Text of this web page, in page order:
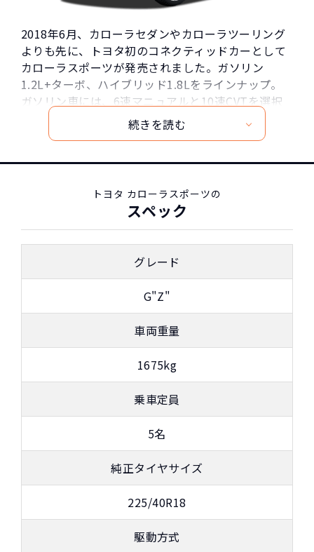
2018年6月、カローラセダンやカローラツーリング
よりも先に、トヨタ初のコネクティッドカーとして
カローラスポーツが発売されました。ガソリン
1.2L+ターボ、ハイブリッド1.8Lをラインナップ。
ガソリン車には、6速マニュアルと10速CVTを選択
することができます。
トヨタの推し進めるコネクティッドサービス技術と
供します。ボタンひとつでオペレーターを呼び出し
たり、万が一の事故や急病時に救急車やドクターヘ
リを自動手配出来たり、24時間365日サービスを受
わざわざナビを購入する必要は、ありますか？とい
う提案をしたのが、トヨタ初のセンターディスプレ
イを採用するカローラです。モバイル世代の方々
てあり、それをBluetoothで飛ばして聞くことに違
ナビもナビアプリで十分という方もいると思いま
す。逆に今までのナビ操作になれていたり、TVを見
たい方にも対応できるようにTVチューナーやナビキ
ットを少し安めに設定をしてあるようです。
トヨタ カローラスポーツの
スペック
グレード
G"Z"
車両重量
1675kg
乗車定員
5名
純正タイヤサイズ
225/40R18
駆動方式